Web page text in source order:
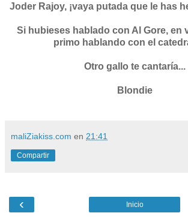
Joder Rajoy, ¡vaya putada que le has
Si hubieses hablado con Al Gore, en
primo hablando con el
Otro gallo te cantaría...
Blondie
maliZiakiss.com en 21:41
Compartir
‹ Inicio